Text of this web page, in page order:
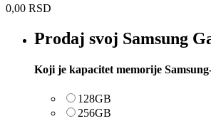
0,00 RSD
Prodaj svoj Samsung
Koji je kapacitet memorije
128GB
256GB